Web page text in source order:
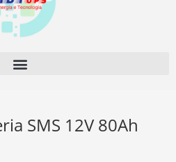
SMS 12V 80Ah